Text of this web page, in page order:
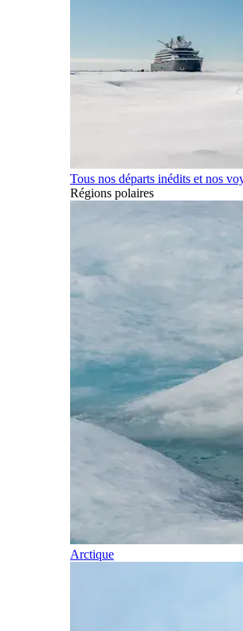
Tous nos départs inédits et nos
Régions polaires
Arctique